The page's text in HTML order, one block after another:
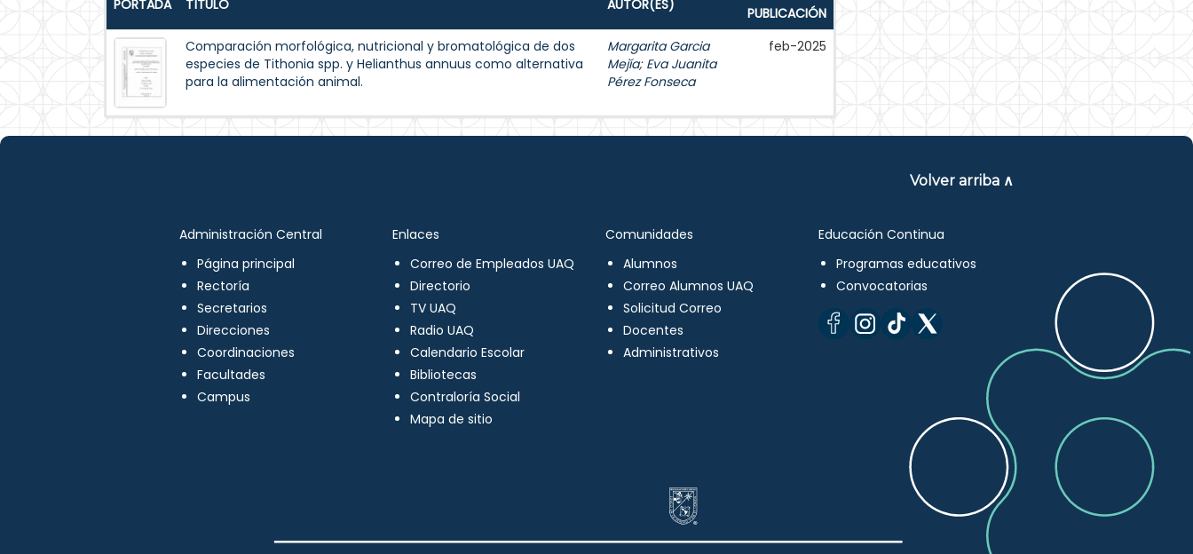
PORTADA TÍTULO AUTOR(ES)
PUBLICACIÓN
Comparación morfológica, nutricional y bromatológica de dos
especies de Tithonia spp. y Helianthus annuus como alternativa
para la alimentación animal.
Margarita Garcia
Mejía; Eva Juanita
Pérez Fonseca
feb-2025
Volver arriba ∧
Administración Central
Página principal
Rectoría
Secretarios
Direcciones
Coordinaciones
Facultades
Campus
Enlaces
Correo de Empleados UAQ
Directorio
TV UAQ
Radio UAQ
Calendario Escolar
Bibliotecas
Contraloría Social
Mapa de sitio
Comunidades
Alumnos
Correo Alumnos UAQ
Solicitud Correo
Docentes
Administrativos
Educación Continua
Programas educativos
Convocatorias